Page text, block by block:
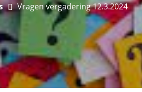
Vragen vergadering 12.3.2024